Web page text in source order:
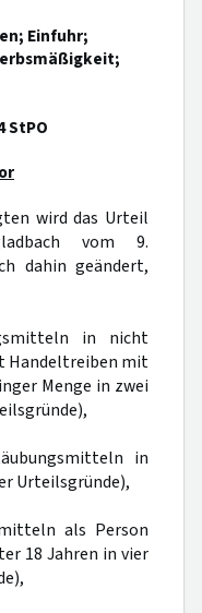
Einfuhr;
StPO
wird das Urteil
vom 9.
dahin geändert,
in nicht
Handeltreiben mit
Menge in zwei
in
Urteilsgründe),
als Person
18 Jahren in vier